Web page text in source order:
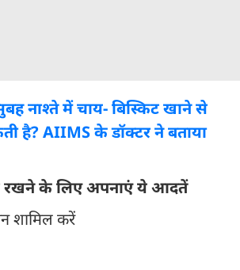
नाश्ते में चाय- बिस्किट खाने से
है? AIIMS के डॉक्टर ने बताया
रखने के लिए अपनाएं ये आदतें
शामिल करें